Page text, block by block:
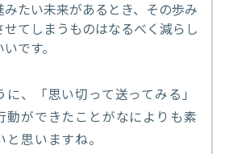
みたい未来があるとき、その歩み
せてしまうものはなるべく減らし
です。
に、「思い切って送ってみる」
動ができたことがなによりも素
と思いますね。